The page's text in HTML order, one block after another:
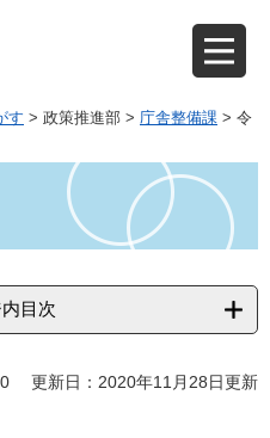
す > 政策推進部 > 庁舎整備課 > 令
目次
更新日：2020年11月28日更新